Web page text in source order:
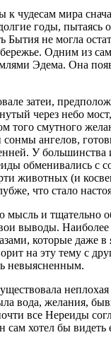
мира
годы,
не могла
Одним из
Эдема. Она
затеи,
через небо
того смутного
ангелов,
У
животных (и
что стало
и тщательно
выводы.
которые даже
на эту тему с
невыясненным.
вода, желания,
все Нереиды
хотел бы